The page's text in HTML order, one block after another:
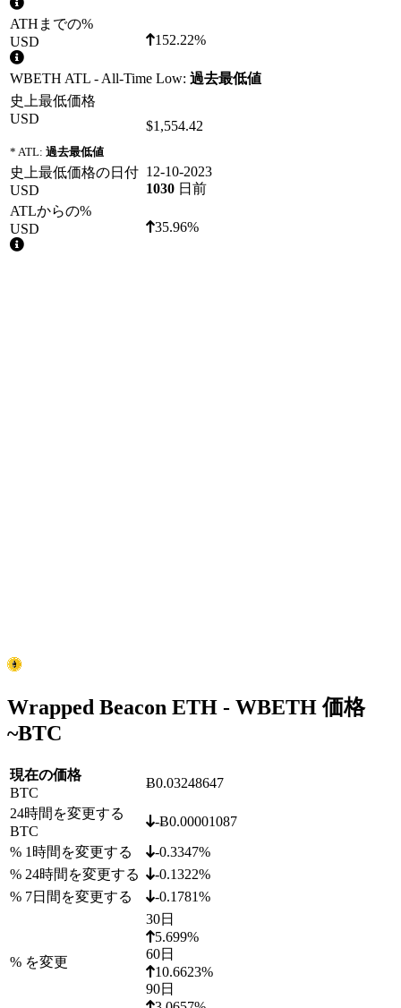
ATHまでの%
USD
152.22%
WBETH ATL - All-Time Low: 過去最低値
史上最低価格
USD
* ATL: 過去最低値
$1,554.42
史上最低価格の日付
USD
12-10-2023
1030 日前
ATLからの%
USD
35.96%
Wrapped Beacon ETH - WBETH 価格
~BTC
現在の価格
BTC
Ƀ0.03248647
24時間を変更する
BTC
-Ƀ0.00001087
% 1時間を変更する
-0.3347%
% 24時間を変更する
-0.1322%
% 7日間を変更する
-0.1781%
% を変更
30日
5.699%
60日
10.6623%
90日